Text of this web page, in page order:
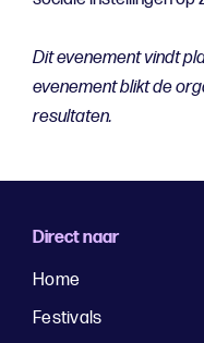
Dit evenement vindt
evenement blikt de
resultaten.
Direct naar
Home
Festivals